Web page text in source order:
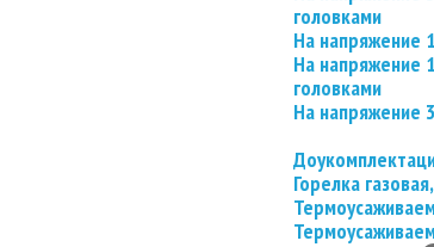
головками
На напряжение
На напряжение
головками
На напряжение
Горелка